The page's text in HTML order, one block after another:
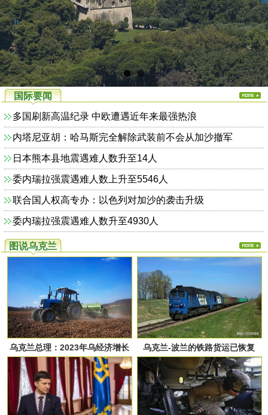
国际要闻
多国刷新高温纪录 中欧遭遇近年来最强热浪
内塔尼亚胡：哈马斯完全解除武装前不会从加沙撤军
日本熊本县地震遇难人数升至14人
委内瑞拉强震遇难人数上升至5546人
联合国人权高专办：以色列对加沙的袭击升级
委内瑞拉强震遇难人数升至4930人
图说乌克兰
乌克兰总理：2023年乌经济增长
预期为3.2%
乌克兰-波兰的铁路货运已恢复